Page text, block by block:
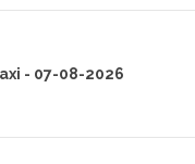
- 07-08-2026